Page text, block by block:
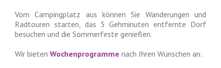
Vom Campingplatz aus können Sie Wanderungen und
Radtouren starten, das 5 Gehminuten entfernte Dorf
besuchen und die Sommerfeste genießen.
Wir bieten Wochenprogramme nach Ihren Wünschen an: